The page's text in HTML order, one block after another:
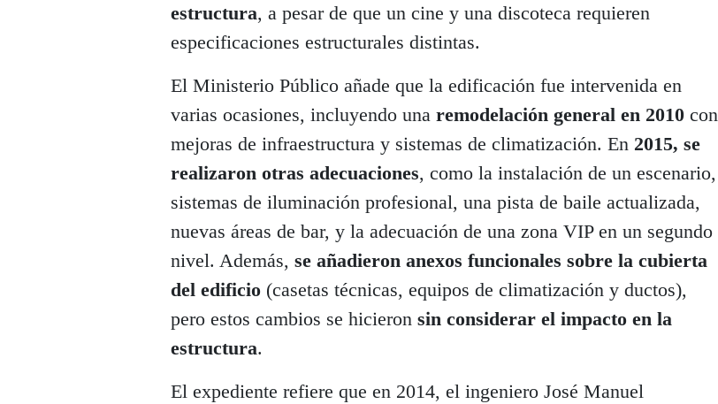
estructura, a pesar de que un cine y una discoteca requieren
especificaciones estructurales distintas.
El Ministerio Público añade que la edificación fue intervenida en
varias ocasiones, incluyendo una remodelación general en 2010 con
mejoras de infraestructura y sistemas de climatización. En 2015, se
realizaron otras adecuaciones, como la instalación de un escenario,
sistemas de iluminación profesional, una pista de baile actualizada,
nuevas áreas de bar, y la adecuación de una zona VIP en un segundo
nivel. Además, se añadieron anexos funcionales sobre la cubierta
del edificio (casetas técnicas, equipos de climatización y ductos),
pero estos cambios se hicieron sin considerar el impacto en la
estructura.
El expediente refiere que en 2014, el ingeniero José Manuel